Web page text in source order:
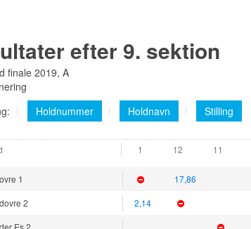
efter 9. sektion
finale 2019, A
Holdnummer Holdnavn Stilling
1 12 11
1 17,86
2
2,14
Es 2